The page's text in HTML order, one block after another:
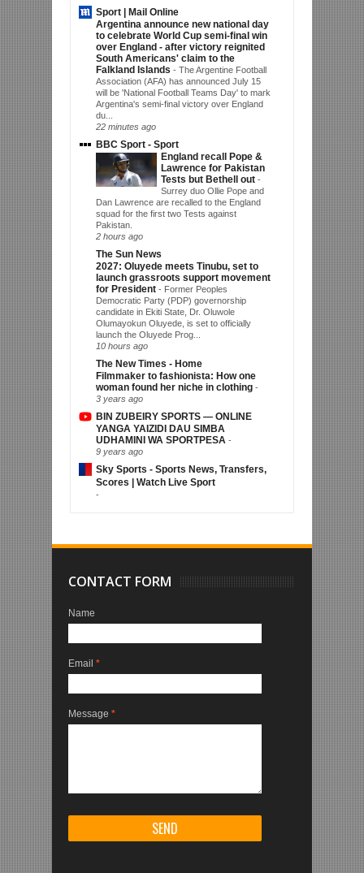
Sport | Mail Online
Argentina announce new national day
to celebrate World Cup semi-final win
over England - after victory reignited
South Americans' claim to the
Falkland Islands - The Argentine Football
Association (AFA) has announced July 15
will be 'National Football Teams Day' to mark
Argentina's semi-final victory over England
du...
22 minutes ago
BBC Sport - Sport
England recall Pope &
Lawrence for Pakistan
Tests but Bethell out -
Surrey duo Ollie Pope and
Dan Lawrence are recalled to the England
squad for the first two Tests against
Pakistan.
2 hours ago
The Sun News
2027: Oluyede meets Tinubu, set to
launch grassroots support movement
for President - Former Peoples
Democratic Party (PDP) governorship
candidate in Ekiti State, Dr. Oluwole
Olumayokun Oluyede, is set to officially
launch the Oluyede Prog...
10 hours ago
The New Times - Home
Filmmaker to fashionista: How one
woman found her niche in clothing -
3 years ago
BIN ZUBEIRY SPORTS — ONLINE
YANGA YAIZIDI DAU SIMBA
UDHAMINI WA SPORTPESA -
9 years ago
Sky Sports - Sports News, Transfers,
Scores | Watch Live Sport
-
CONTACT FORM
Name
Email *
Message *